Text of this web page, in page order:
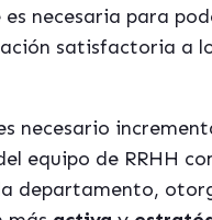
necesaria para
satisfactoria a
necesario
equipo de RRHH
departamento,